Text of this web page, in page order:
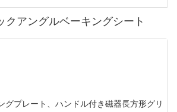
うになり、グリル体験がより楽しく、便
富なプロでも初心者でも、YUEFU BBQ の
クアングルベーキングシート